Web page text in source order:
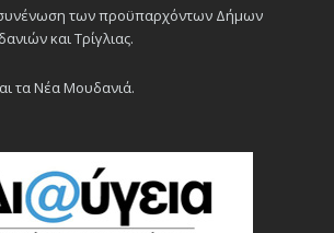
των προϋπαρχόντων Δήμων
και Τρίγλιας.
τα Νέα Μουδανιά.